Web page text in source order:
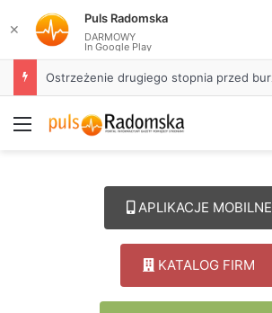
Menu
APLIKACJE MOBILNE
KATALOG FIRM
✕
Puls Radomska
DARMOWY
In Google Play